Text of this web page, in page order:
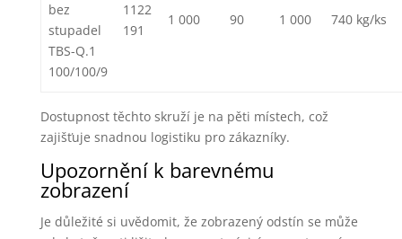
bez
stupadel
TBS-Q.1
100/100/9
1122
191
1 000 90 1 000 740 kg/ks
Dostupnost těchto skruží je na pěti místech, což
zajišťuje snadnou logistiku pro zákazníky.
Upozornění k barevnému
zobrazení
Je důležité si uvědomit, že zobrazený odstín se může